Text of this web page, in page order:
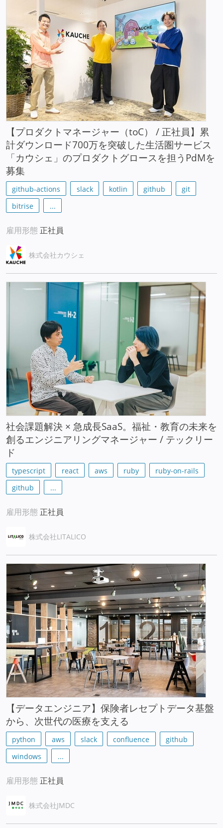
【プロダクトマネージャー（toC） / 正社員】累
計ダウンロード700万を突破した生活圏サービス
「カウシェ」のプロダクトグロースを担うPdMを
募集
github-actions slack kotlin github
git
bitrise
...
雇用形態 正社員
株式会社カウシェ
社会課題解決 × 急成長SaaS。福祉・教育の未来を
創るエンジニアリングマネージャー / テックリー
ド
typescript react aws ruby
ruby-on-rails
github
...
雇用形態 正社員
株式会社LITALICO
【データエンジニア】保険者レセプトデータ基盤
から、次世代の医療を支える
python aws slack confluence
github
windows
...
雇用形態 正社員
株式会社JMDC